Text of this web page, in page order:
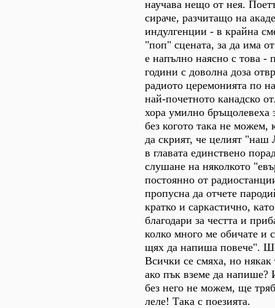
научава нещо от нея.
сираче, разчитащо на
индулгенции - в крайна
"поп" сцената, за да има
е напълно наясно с това -
години с доволна доза
радиото церемонията по
най-почетното канадско
хора умилно
без когото така не можем,
да скрият, че целият
в главата единствено
слушане на няколкото
постоянно от
пропусна да отчете
кратко и саркастично,
благодари за честта и
колко много ме обичате и
щях да напиша повече".
Всички се смяха, но
ако пък вземе да напише?
без него не можем, ще
леле! Така с поезията.